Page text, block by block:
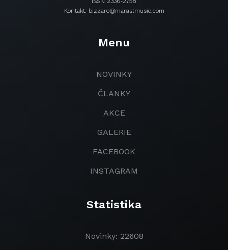
Kontakt: bizzaro@marastmusic.com
Menu
NOVINKY
ČLANKY
AKCE
GALERIE
FACEBOOK
INSTAGRAM
Statistika
Novinky: 22608